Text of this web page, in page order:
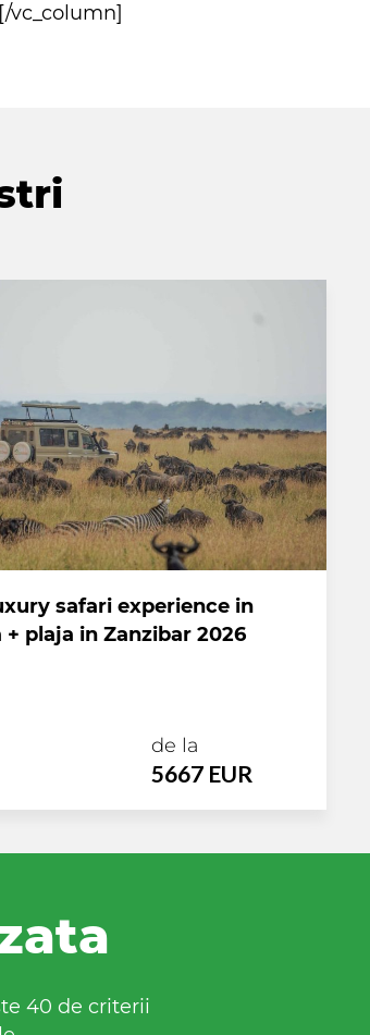
vc_column]
safari experience in
+ plaja in Zanzibar 2026
de la
5667 EUR
40 de criterii